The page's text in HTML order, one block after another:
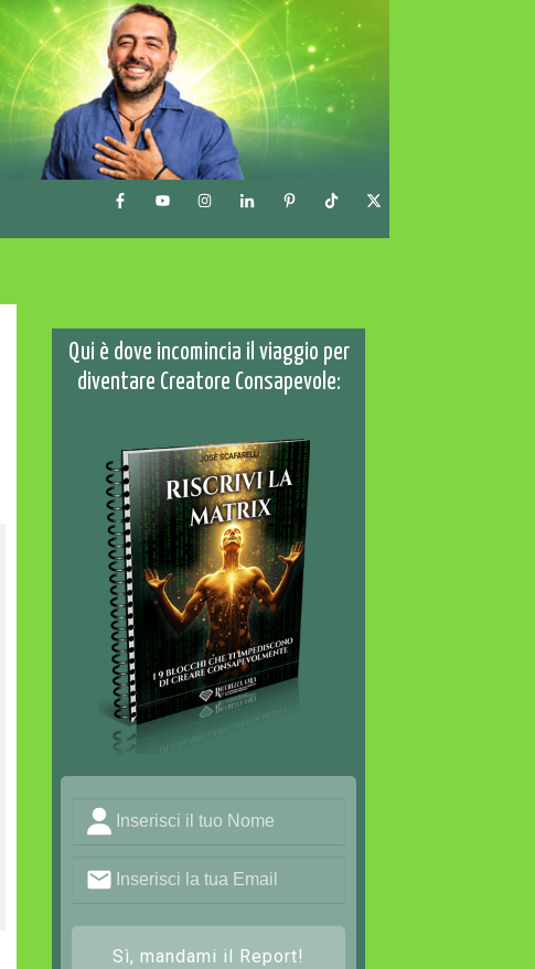
Qui è dove incomincia il viaggio per
diventare Creatore Consapevole:
Sì, mandami il Report!